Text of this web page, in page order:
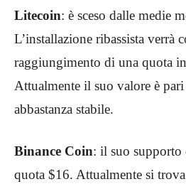
Litecoin: è sceso dalle medie
L’installazione ribassista verrà
raggiungimento di una quota
Attualmente il suo valore è
abbastanza stabile.
Binance Coin: il suo supporto
quota $16. Attualmente si